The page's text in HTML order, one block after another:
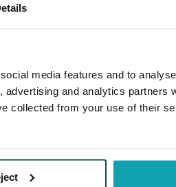
media features and to
and analytics partners
collected from your use of their
Gewährleisten Sie
Informiere und engagiere